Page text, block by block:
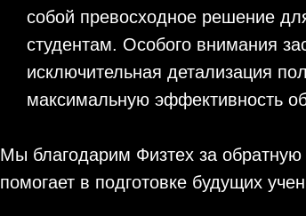
собой превосходное решение
студентам. Особого внимания
исключительная детализация
максимальную эффективность
Мы благодарим Физтех за
помогает в подготовке будущих